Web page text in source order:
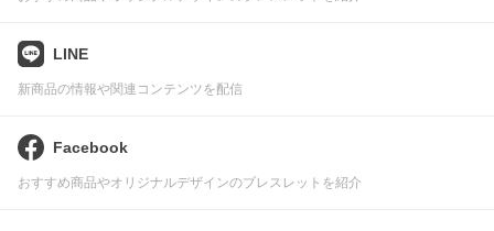
LINE
新商品の情報や関連コンテンツを配信
Facebook
おすすめ商品やオリジナルデザインのブレスレットを紹介